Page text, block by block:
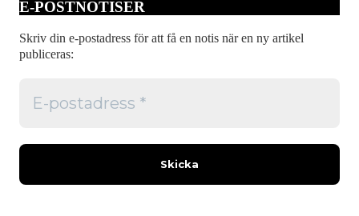
E-POSTNOTISER
Skriv din e-postadress för att få en notis när en ny artikel
publiceras: